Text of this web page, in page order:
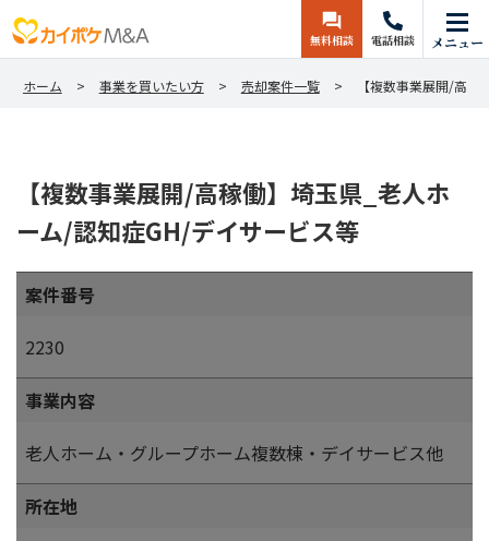
無料相談 電話相談 メニュー
ホーム 事業を買いたい方 売却案件一覧 【複数事業展開/高
【複数事業展開/高稼働】埼玉県_老人ホ
ーム/認知症GH/デイサービス等
案件番号
2230
事業内容
老人ホーム・グループホーム複数棟・デイサービス他
所在地